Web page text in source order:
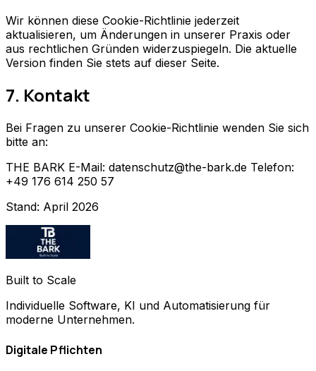
Wir können diese Cookie-Richtlinie jederzeit
aktualisieren, um Änderungen in unserer Praxis oder
aus rechtlichen Gründen widerzuspiegeln. Die aktuelle
Version finden Sie stets auf dieser Seite.
7. Kontakt
Bei Fragen zu unserer Cookie-Richtlinie wenden Sie sich
bitte an:
THE BARK E-Mail: datenschutz@the-bark.de Telefon:
+49 176 614 250 57
Stand: April 2026
Built to Scale
Individuelle Software, KI und Automatisierung für
moderne Unternehmen.
Digitale Pflichten